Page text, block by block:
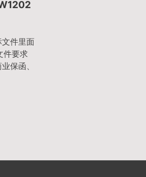
件里面
件要求
保函、